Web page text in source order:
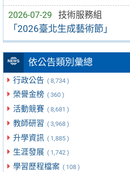
2026-07-29 技術服務組
「2026臺北生成藝術節」
依公告類別彙總
行政公告 ( 8,734 )
榮譽金榜 ( 360 )
活動競賽 ( 8,681 )
教師研習 ( 3,968 )
升學資訊 ( 1,885 )
生涯發展 ( 1,742 )
學習歷程檔案 ( 108 )